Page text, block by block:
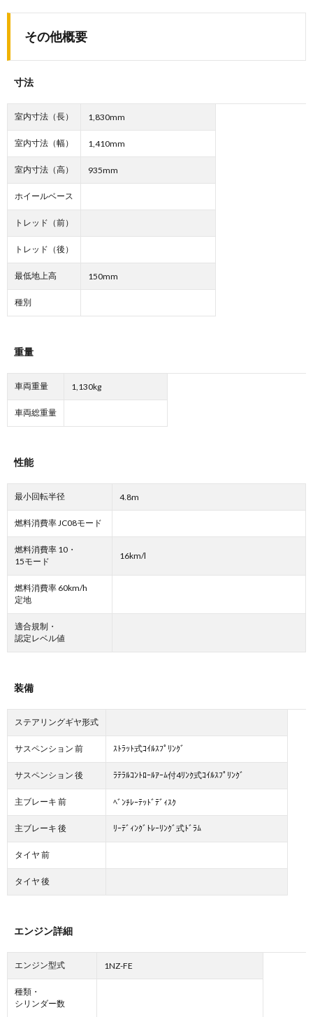
その他概要
寸法
室内寸法（長） 1,830mm
室内寸法（幅） 1,410mm
室内寸法（高） 935mm
ホイールベース
トレッド（前）
トレッド（後）
最低地上高 150mm
種別
重量
車両重量 1,130kg
車両総重量
性能
最小回転半径 4.8m
燃料消費率 JC08モード
燃料消費率 10・
15モード
16km/l
燃料消費率 60km/h
定地
適合規制・
認定レベル値
装備
ステアリングギヤ形式
サスペンション 前 ｽﾄﾗｯﾄ式ｺｲﾙｽﾌﾟﾘﾝｸﾞ
サスペンション 後 ﾗﾃﾗﾙｺﾝﾄﾛｰﾙｱｰﾑ付4ﾘﾝｸ式ｺｲﾙｽﾌﾟﾘﾝｸﾞ
主ブレーキ 前 ﾍﾞﾝﾁﾚｰﾃｯﾄﾞﾃﾞｨｽｸ
主ブレーキ 後 ﾘｰﾃﾞｨﾝｸﾞﾄﾚｰﾘﾝｸﾞ式ﾄﾞﾗﾑ
タイヤ 前
タイヤ 後
エンジン詳細
エンジン型式 1NZ-FE
種類・
シリンダー数